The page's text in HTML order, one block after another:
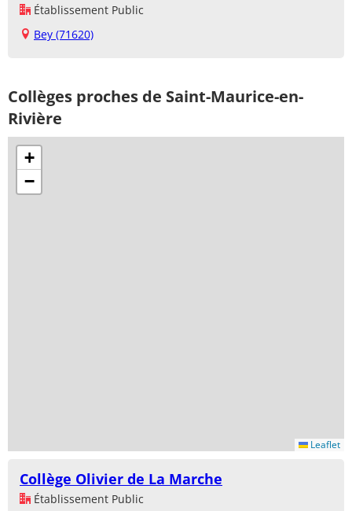
Établissement Public
Bey (71620)
Collèges proches de Saint-Maurice-en-
Rivière
+
−
Leaflet
Collège Olivier de La Marche
Établissement Public